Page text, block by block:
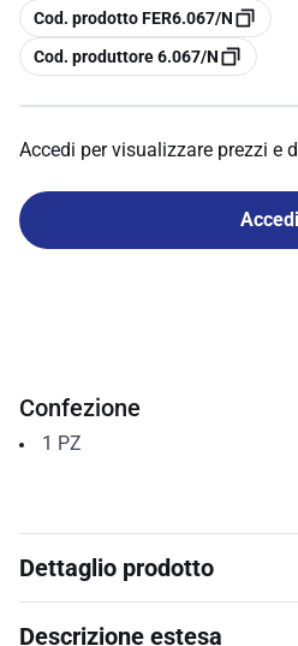
copia
Cod. prodotto FER6.067/N
copia
Cod. produttore 6.067/N
Accedi per visualizzare prezzi e
Accedi
Confezione
1 PZ
Dettaglio prodotto
Descrizione estesa